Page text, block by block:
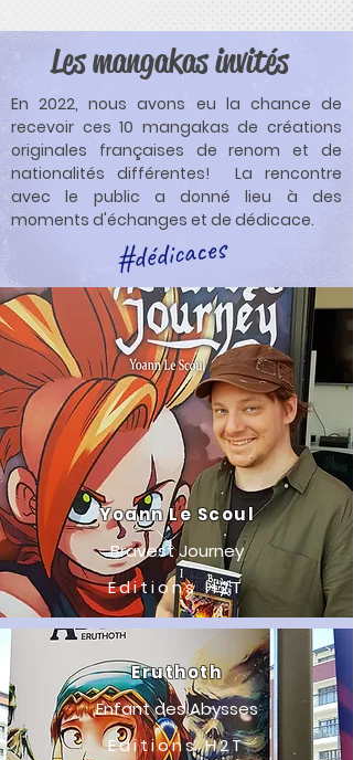
Les mangakas invités
En 2022, nous avons eu la chance de
recevoir ces 10 mangakas de créations
originales françaises de renom et de
nationalités différentes! La rencontre
avec le public a donné lieu à des
moments d'échanges et de dédicace.
#dédicaces
Yoann Le Scoul
Bravest Journey
Editions H2T
Eruthoth
Enfant des Abysses
Editions H2T